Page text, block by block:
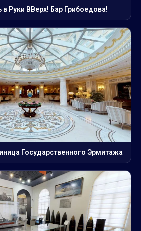
Руки ВВерх! Бар Грибоедова!
Государственного Эрмитажа